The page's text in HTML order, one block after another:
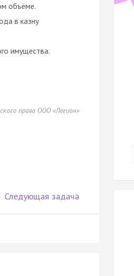
объёме.
в казну
имущества.
права ООО «Легион»
Следующая задача